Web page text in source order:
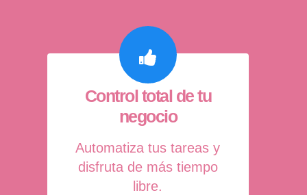
Control total de tu
negocio
Automatiza tus tareas y
disfruta de más tiempo
libre.